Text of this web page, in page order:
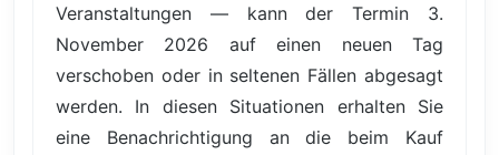
Veranstaltungen — kann der Termin 3.
November 2026 auf einen neuen Tag
verschoben oder in seltenen Fällen abgesagt
werden. In diesen Situationen erhalten Sie
eine Benachrichtigung an die beim Kauf